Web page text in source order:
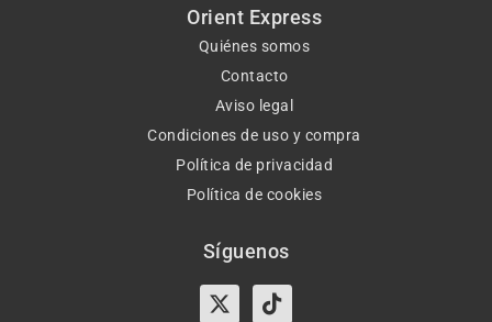
Orient Express
Quiénes somos
Contacto
Aviso legal
Condiciones de uso y compra
Política de privacidad
Política de cookies
Síguenos
X-
twitter
Tiktok
InstagramFacebook